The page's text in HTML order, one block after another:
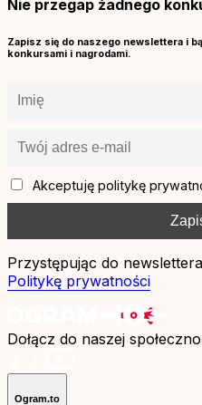
Nie przegap żadnego
Zapisz się do naszego newslettera i
konkursami i nagrodami.
Akceptuję politykę
Przystępując do
Politykę prywatności
Dołącz do naszej
Ogram.to